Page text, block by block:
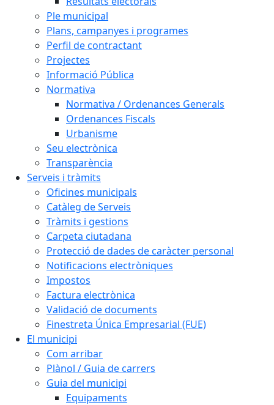
Ple municipal
Plans, campanyes i programes
Perfil de contractant
Projectes
Informació Pública
Normativa
Normativa / Ordenances Generals
Ordenances Fiscals
Urbanisme
Seu electrònica
Transparència
Serveis i tràmits
Oficines municipals
Catàleg de Serveis
Tràmits i gestions
Carpeta ciutadana
Protecció de dades de caràcter personal
Notificacions electròniques
Impostos
Factura electrònica
Validació de documents
Finestreta Única Empresarial (FUE)
El municipi
Com arribar
Plànol / Guia de carrers
Guia del municipi
Equipaments